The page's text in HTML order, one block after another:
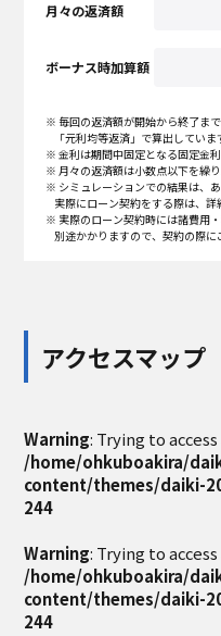
月々の返済額
ボーナス時加算額
※ 毎回の返済額が開始から終了ま
「元利均等返済」で算出していま
※ 金利は期間中固定となる固定金利
※ 月々の返済額は小数点以下を繰
※ シミュレーションでの結果は、
実際にローン契約をする際は、詳
※ 実際のローン契約時には諸費用
別途かかりますので、契約の際に
アクセスマップ
Warning: Trying to
/home/ohkuboakira/
content/themes/daiki-
244
Warning: Trying to
/home/ohkuboakira/
content/themes/daiki-
244